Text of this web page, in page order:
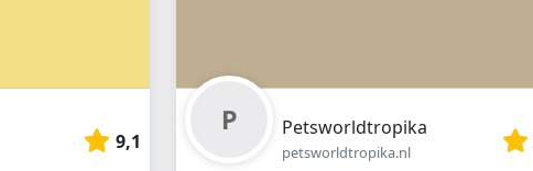
9,1
Petsworldtropika
petsworldtropika.nl